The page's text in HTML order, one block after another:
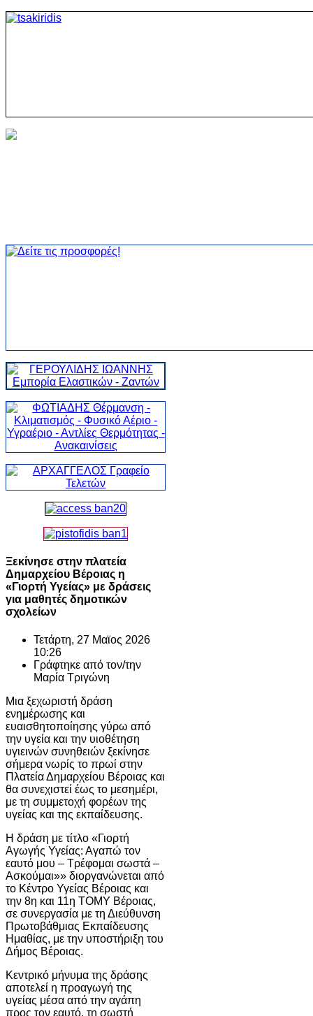
Ξεκίνησε στην πλατεία
Δημαρχείου Βέροιας η
«Γιορτή Υγείας» με δράσεις
για μαθητές δημοτικών
σχολείων
Τετάρτη, 27 Μαϊος 2026
10:26
Γράφτηκε από τον/την
Μαρία Τριγώνη
Μια ξεχωριστή δράση
ενημέρωσης και
ευαισθητοποίησης γύρω από
την υγεία και την υιοθέτηση
υγιεινών συνηθειών ξεκίνησε
σήμερα νωρίς το πρωί στην
Πλατεία Δημαρχείου Βέροιας και
θα συνεχιστεί έως το μεσημέρι,
με τη συμμετοχή φορέων της
υγείας και της εκπαίδευσης.
Η δράση με τίτλο «Γιορτή
Αγωγής Υγείας: Αγαπώ τον
εαυτό μου – Τρέφομαι σωστά –
Ασκούμαι»» διοργανώνεται από
το Κέντρο Υγείας Βέροιας και
την 8η και 11η ΤΟΜΥ Βέροιας,
σε συνεργασία με τη Διεύθυνση
Πρωτοβάθμιας Εκπαίδευσης
Ημαθίας, με την υποστήριξη του
Δήμος Βέροιας.
Κεντρικό μήνυμα της δράσης
αποτελεί η προαγωγή της
υγείας μέσα από την αγάπη
προς τον εαυτό, τη σωστή